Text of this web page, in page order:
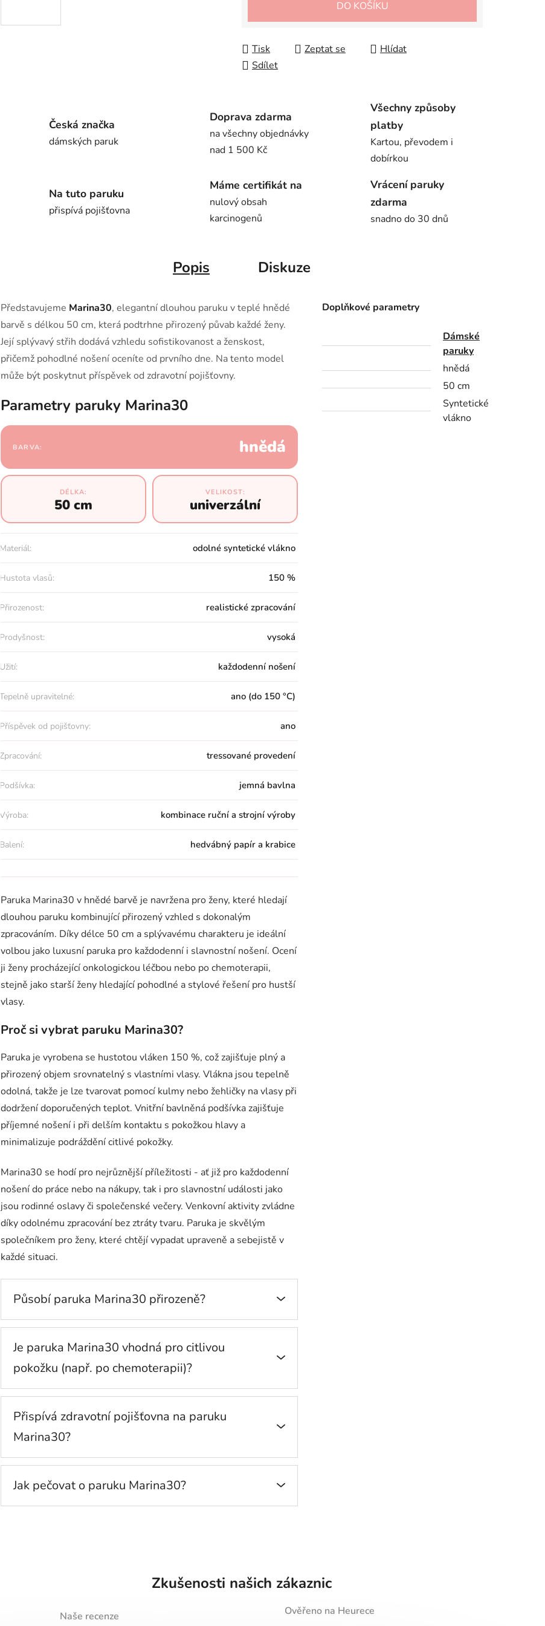
DO KOŠÍKU
Tisk Zeptat se
Hlídat
Sdílet
Česká značka
dámských paruk
Doprava zdarma
na všechny objednávky
nad 1 500 Kč
Všechny způsoby
platby
Kartou, převodem i
dobírkou
Na tuto paruku
přispívá pojišťovna
Máme certifikát na
nulový obsah
karcinogenů
Vrácení paruky
zdarma
snadno do 30 dnů
Popis Diskuze
Představujeme Marina30, elegantní dlouhou paruku v teplé hnědé
barvě s délkou 50 cm, která podtrhne přirozený půvab každé ženy.
Její splývavý střih dodává vzhledu sofistikovanost a ženskost,
přičemž pohodlné nošení oceníte od prvního dne. Na tento model
může být poskytnut příspěvek od zdravotní pojišťovny.
Parametry paruky Marina30
BARVA: hnědá
DÉLKA:
50 cm
VELIKOST:
univerzální
Materiál: odolné syntetické vlákno
Hustota vlasů: 150 %
Přirozenost: realistické zpracování
Prodyšnost: vysoká
Užití: každodenní nošení
Tepelně upravitelné: ano (do 150 °C)
Příspěvek od pojišťovny: ano
Zpracování: tressované provedení
Podšívka: jemná bavlna
Výroba: kombinace ruční a strojní výroby
Balení: hedvábný papír a krabice
Paruka Marina30 v hnědé barvě je navržena pro ženy, které hledají
dlouhou paruku kombinující přirozený vzhled s dokonalým
zpracováním. Díky délce 50 cm a splývavému charakteru je ideální
volbou jako luxusní paruka pro každodenní i slavnostní nošení. Ocení
ji ženy procházející onkologickou léčbou nebo po chemoterapii,
stejně jako starší ženy hledající pohodlné a stylové řešení pro hustší
vlasy.
Proč si vybrat paruku Marina30?
Paruka je vyrobena se hustotou vláken 150 %, což zajišťuje plný a
přirozený objem srovnatelný s vlastními vlasy. Vlákna jsou tepelně
odolná, takže je lze tvarovat pomocí kulmy nebo žehličky na vlasy při
dodržení doporučených teplot. Vnitřní bavlněná podšívka zajišťuje
příjemné nošení i při delším kontaktu s pokožkou hlavy a
minimalizuje podráždění citlivé pokožky.
Marina30 se hodí pro nejrůznější příležitosti - ať již pro každodenní
nošení do práce nebo na nákupy, tak i pro slavnostní události jako
jsou rodinné oslavy či společenské večery. Venkovní aktivity zvládne
díky odolnému zpracování bez ztráty tvaru. Paruka je skvělým
společníkem pro ženy, které chtějí vypadat upraveně a sebejistě v
každé situaci.
Působí paruka Marina30 přirozeně?
Je paruka Marina30 vhodná pro citlivou
pokožku (např. po chemoterapii)?
Přispívá zdravotní pojišťovna na paruku
Marina30?
Jak pečovat o paruku Marina30?
Doplňkové parametry
Dámské
paruky
hnědá
50 cm
Syntetické
vlákno
Zkušenosti našich zákaznic
Naše recenze Ověřeno na Heurece